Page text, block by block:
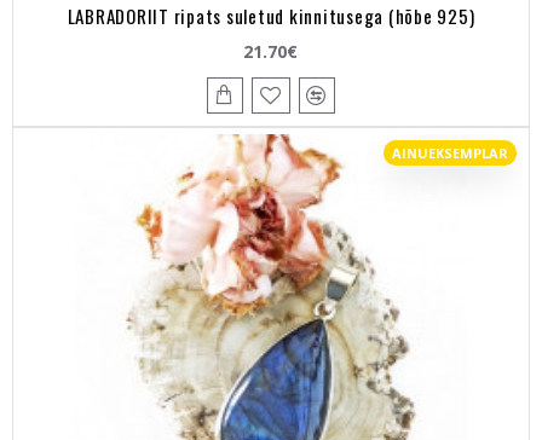
LABRADORIIT ripats suletud kinnitusega (hõbe 925)
21.70€
AINUEKSEMPLAR